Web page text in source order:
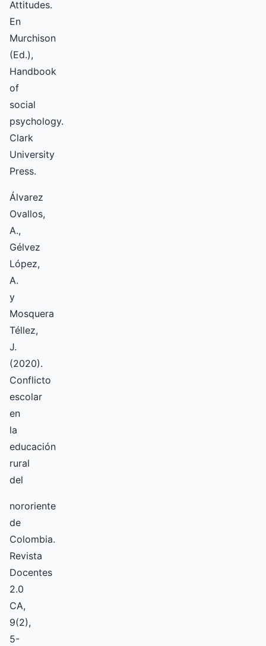
Attitudes.
En
Murchison
(Ed.),
Handbook
of
social
psychology.
Clark
University
Press.
Álvarez
Ovallos,
A.,
Gélvez
López,
A.
y
Mosquera
Téllez,
J.
(2020).
Conflicto
escolar
en
la
educación
rural
del
nororiente
de
Colombia.
Revista
Docentes
2.0
CA,
9(2),
5-